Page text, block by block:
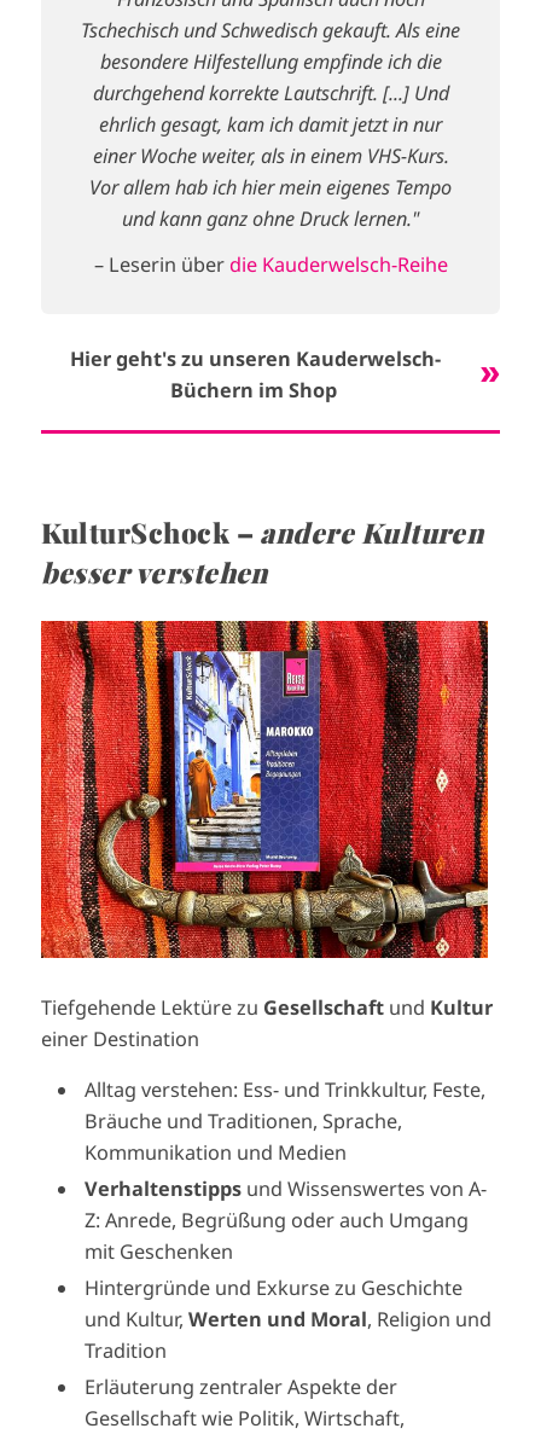
Tschechisch und Schwedisch gekauft. Als eine
besondere Hilfestellung empfinde ich die
durchgehend korrekte Lautschrift. [...] Und
ehrlich gesagt, kam ich damit jetzt in nur
einer Woche weiter, als in einem VHS-Kurs.
Vor allem hab ich hier mein eigenes Tempo
und kann ganz ohne Druck lernen."
– Leserin über die Kauderwelsch-Reihe
Hier geht's zu unseren Kauderwelsch-
Büchern im Shop
KulturSchock – andere Kulturen
besser verstehen
I
m
a
g
e
Tiefgehende Lektüre zu Gesellschaft und Kultur
einer Destination
Alltag verstehen: Ess- und Trinkkultur, Feste,
Bräuche und Traditionen, Sprache,
Kommunikation und Medien
Verhaltenstipps und Wissenswertes von A-
Z: Anrede, Begrüßung oder auch Umgang
mit Geschenken
Hintergründe und Exkurse zu Geschichte
und Kultur,Werten und Moral, Religion und
Tradition
Erläuterung zentraler Aspekte der
Gesellschaft wie Politik, Wirtschaft,